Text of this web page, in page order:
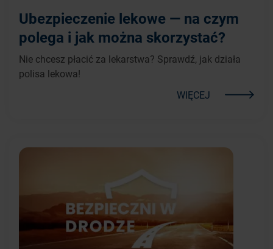
Ubezpieczenie lekowe — na czym
polega i jak można skorzystać?
Nie chcesz płacić za lekarstwa? Sprawdź, jak działa
polisa lekowa!
WIĘCEJ